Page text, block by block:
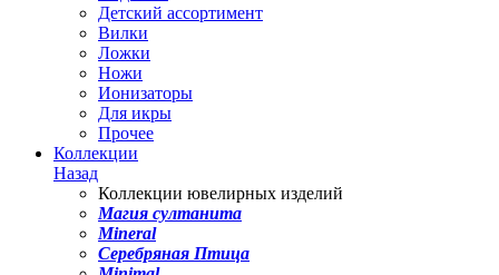
Детский ассортимент
Вилки
Ложки
Ножи
Ионизаторы
Для икры
Прочее
Коллекции
Назад
Коллекции ювелирных изделий
Магия султанита
Mineral
Серебряная Птица